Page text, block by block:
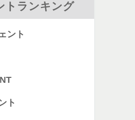
トランキング
ント
ト